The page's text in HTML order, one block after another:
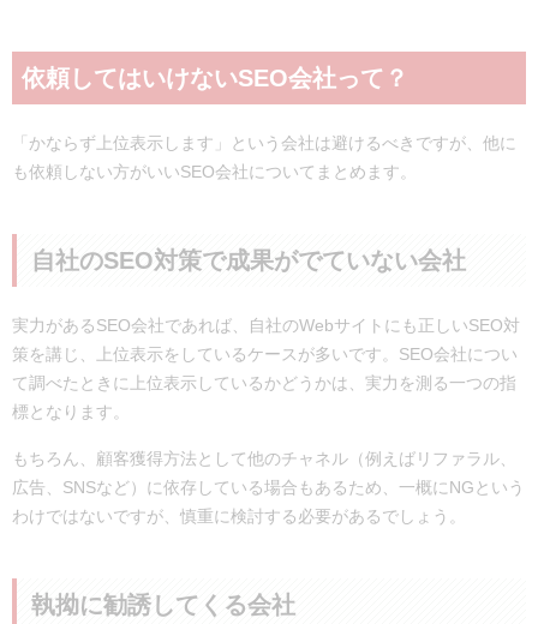
依頼してはいけないSEO会社って？
「かならず上位表示します」という会社は避けるべきですが、他に
も依頼しない方がいいSEO会社についてまとめます。
自社のSEO対策で成果がでていない会社
実力があるSEO会社であれば、自社のWebサイトにも正しいSEO対
策を講じ、上位表示をしているケースが多いです。SEO会社につい
て調べたときに上位表示しているかどうかは、実力を測る一つの指
標となります。
もちろん、顧客獲得方法として他のチャネル（例えばリファラル、
広告、SNSなど）に依存している場合もあるため、一概にNGという
わけではないですが、慎重に検討する必要があるでしょう。
執拗に勧誘してくる会社